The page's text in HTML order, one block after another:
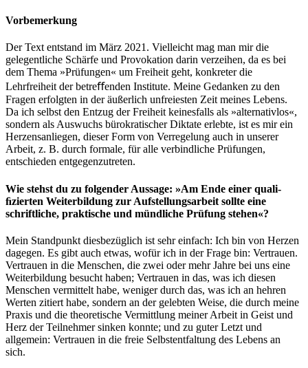
Vorbemerkung
Der Text entstand im März 2021. Vielleicht mag man mir die
gelegentliche Schärfe und Provokation darin verzeihen, da es bei
dem Thema »Prüfungen« um Freiheit geht, konkreter die
Lehrfreiheit der betreﬀenden Institute. Meine Gedanken zu den
Fragen erfolgten in der äußerlich unfreiesten Zeit meines Lebens.
Da ich selbst den Entzug der Freiheit keinesfalls als »alternativlos«,
sondern als Auswuchs bürokratischer Diktate erlebte, ist es mir ein
Herzensanliegen, dieser Form von Verregelung auch in unserer
Arbeit, z. B. durch formale, für alle verbindliche Prüfungen,
entschieden entgegenzutreten.
Wie stehst du zu folgender Aussage: »Am Ende einer quali­
ﬁzierten Weiterbildung zur Aufstellungsarbeit sollte eine
schriftliche, praktische und mündliche Prüfung stehen«?
Mein Standpunkt diesbezüglich ist sehr einfach: Ich bin von Herzen
dagegen. Es gibt auch etwas, wofür ich in der Frage bin: Vertrauen.
Vertrauen in die Menschen, die zwei oder mehr Jahre bei uns eine
Weiterbildung besucht haben; Vertrauen in das, was ich diesen
Menschen vermittelt habe, weniger durch das, was ich an hehren
Werten zitiert habe, sondern an der gelebten Weise, die durch meine
Praxis und die theoretische Vermittlung meiner Arbeit in Geist und
Herz der Teilnehmer sinken konnte; und zu guter Letzt und
allgemein: Vertrauen in die freie Selbstentfaltung des Lebens an
sich.